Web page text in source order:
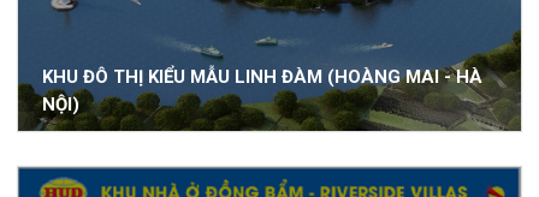
KHU ĐÔ THỊ KIỂU MẪU LINH ĐÀM (HOÀNG MAI - HÀ
NỘI)